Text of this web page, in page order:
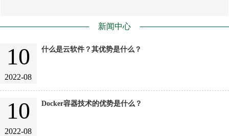
新闻中心
10
2022-08
什么是云软件？其优势是什么？
10
2022-08
Docker容器技术的优势是什么？